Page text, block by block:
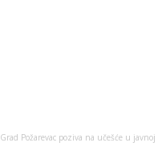
Grad Požarevac poziva na učešće u javnoj